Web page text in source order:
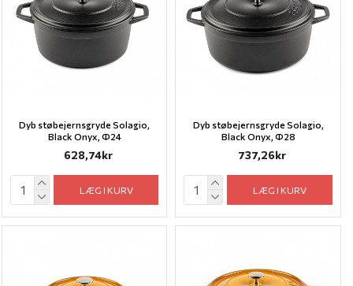
Dyb støbejernsgryde Solagio,
Black Onyx, Ф24
628,74kr
LÆG I KURV
Dyb støbejernsgryde Solagio,
Black Onyx, Ф28
737,26kr
LÆG I KURV